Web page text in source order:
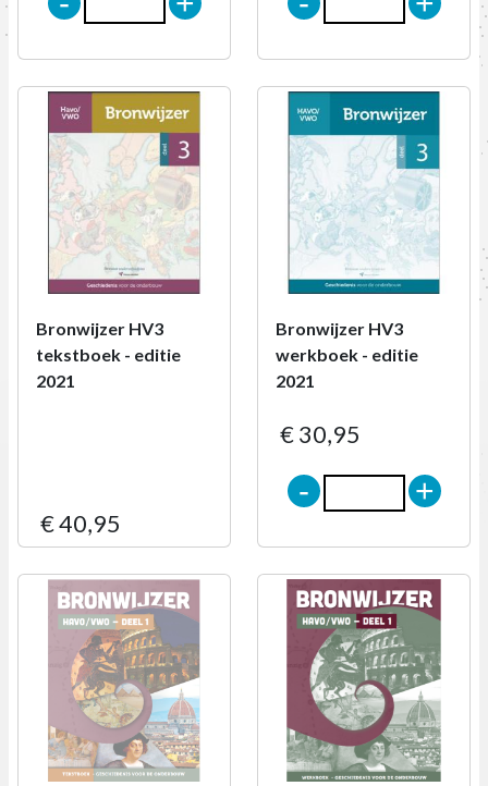
Bronwijzer HV3
tekstboek - editie
2021
€ 40,95
Bronwijzer HV3
werkboek - editie
2021
€ 30,95
- +